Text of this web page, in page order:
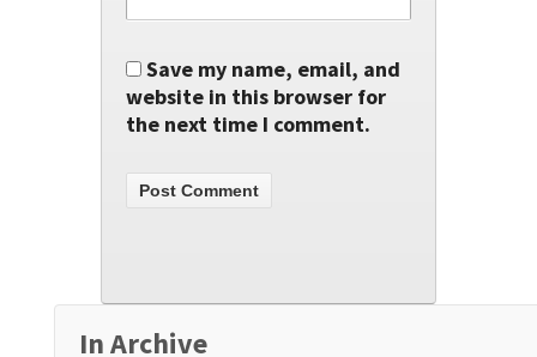
Save my name, email, and
website in this browser for
the next time I comment.
In Archive